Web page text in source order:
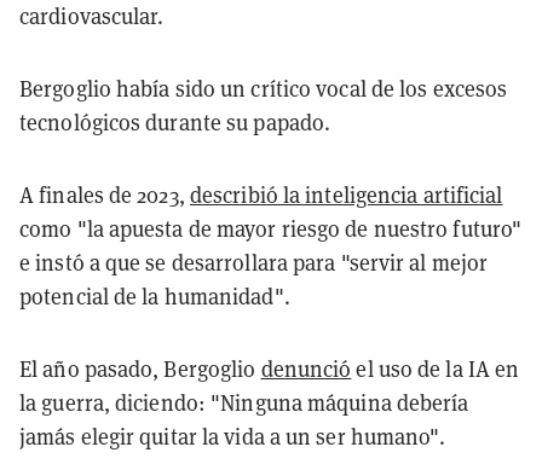
cardiovascular.
Bergoglio había sido un crítico vocal de los excesos
tecnológicos durante su papado.
A finales de 2023, describió la inteligencia artificial
como "la apuesta de mayor riesgo de nuestro futuro"
e instó a que se desarrollara para "servir al mejor
potencial de la humanidad".
El año pasado, Bergoglio denunció el uso de la IA en
la guerra, diciendo: "Ninguna máquina debería
jamás elegir quitar la vida a un ser humano".